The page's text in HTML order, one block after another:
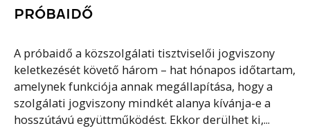
PRÓBAIDŐ
A próbaidő a közszolgálati tisztviselői jogviszony
keletkezését követő három – hat hónapos időtartam,
amelynek funkciója annak megállapítása, hogy a
szolgálati jogviszony mindkét alanya kívánja-e a
hosszútávú együttműködést. Ekkor derülhet ki,...